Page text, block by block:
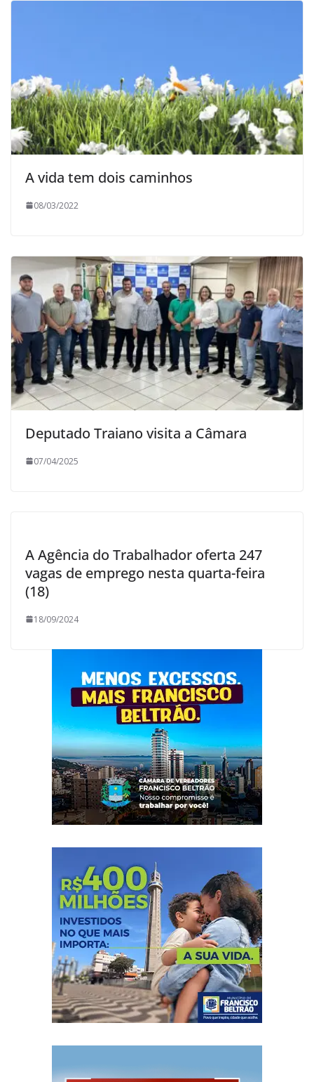
A vida tem dois caminhos
08/03/2022
Deputado Traiano visita a Câmara
07/04/2025
A Agência do Trabalhador oferta 247
vagas de emprego nesta quarta-feira
(18)
18/09/2024